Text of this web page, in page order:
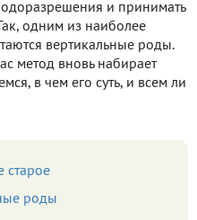
и принимать
одним из наиболее
вертикальные роды.
метод вновь набирает
в чем его суть, и всем ли
старое
роды